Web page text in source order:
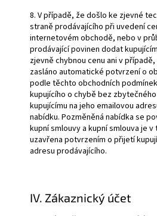
8. V případě, že došlo ke zjevné
straně prodávajícího při uvedení
internetovém obchodě, nebo v
prodávající povinen dodat
zjevně chybnou cenu ani v
zasláno automatické potvrzení o
podle těchto obchodních
kupujícího o chybě bez
kupujícímu na jeho emailovou
nabídku. Pozměněná nabídka se
kupní smlouvy a kupní smlouva je
uzavřena potvrzením o přijetí
adresu prodávajícího.
IV. Zákaznický účet